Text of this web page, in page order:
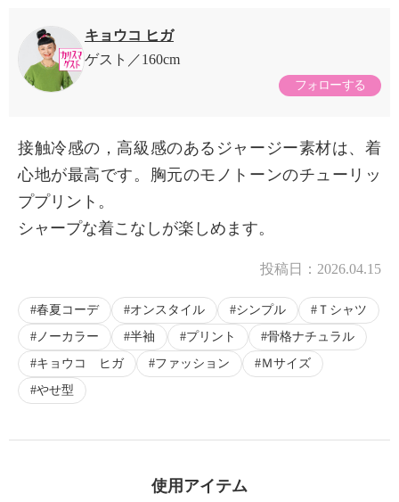
キョウコ ヒガ
ゲスト
160cm
フォローする
接触冷感の，高級感のあるジャージー素材は、着
心地が最高です。胸元のモノトーンのチューリッ
ププリント。
シャープな着こなしが楽しめます。
投稿日： 2026.04.15
春夏コーデ オンスタイル シンプル
Ｔシャツ
ノーカラー
半袖 プリント
骨格ナチュラル
キョウコ ヒガ
ファッション
Ｍサイズ
やせ型
使用アイテム